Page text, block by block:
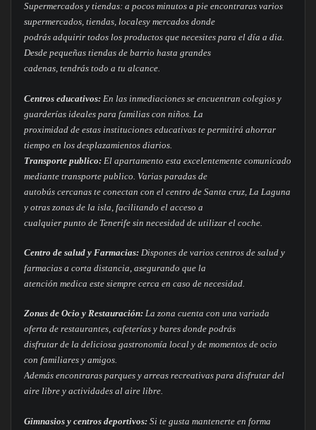
Supermercados y tiendas: a pocos minutos a pie encontraras varios
supermercados, tiendas, localesy mercados donde
podrás adquirir todos los productos que necesites para el día a dia.
Desde pequeñas tiendas de barrio hasta grandes
cadenas, tendrás todo a tu alcance.
Centros educativos:En las inmediaciones se encuentran colegios y
guarderías ideales para familias con niños. La
proximidad de estas instituciones educativas te permitirá ahorrar
tiempo en los desplazamientos diarios.
Transporte publico:El apartamento esta excelentemente comunicado
mediante transporte publico. Varias paradas de
autobús cercanas te conectan con el centro de Santa cruz, La Laguna
y otras zonas de la isla, facilitando el acceso a
cualquier punto de Tenerife sin necesidad de utilizar el coche.
Centro de salud y Farmacias:Dispones de varios centros de salud y
farmacias a corta distancia, asegurando que la
atención medica este siempre cerca en caso de necesidad.
Zonas de Ocio y Restauración:La zona cuenta con una variada
oferta de restaurantes, cafeterías y bares donde podrás
disfrutar de la deliciosa gastronomía local y de momentos de ocio
con familiares y amigos.
Además encontraras parques y arreas recreativas para disfrutar del
aire libre y actividades al aire libre.
Gimnasios y centros deportivos:Si te gusta mantenerte en forma